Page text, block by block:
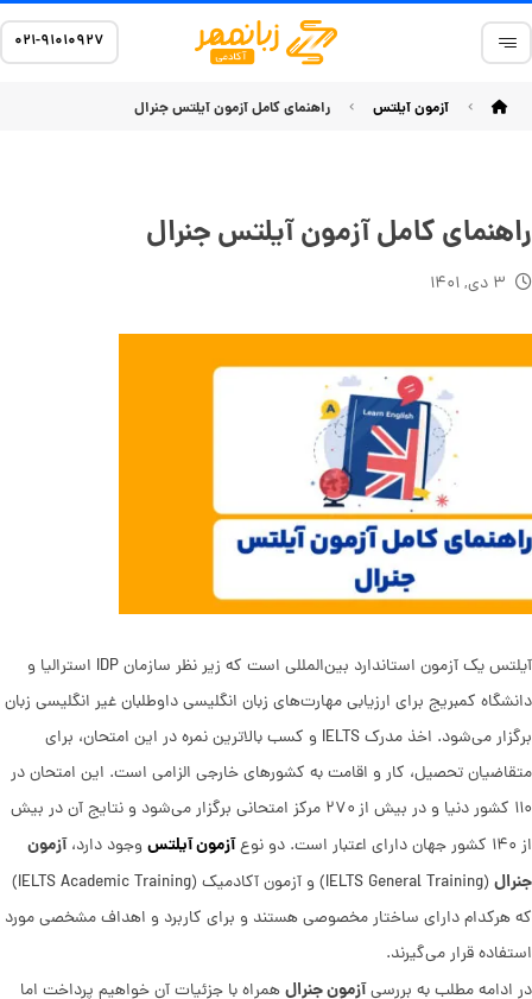
۰۲۱-۹۱۰۱۰۹۲۷
آزمون آیلتس راهنمای کامل آزمون آیلتس جنرال
راهنمای کامل آزمون آیلتس جنرال
۳ دی, ۱۴۰۱
آیلتس یک آزمون استاندارد بین‌المللی است که زیر نظر سازمان IDP استرالیا و
دانشگاه کمبریج برای ارزیابی مهارت‌های زبان انگلیسی داوطلبان غیر انگلیسی زبان
برگزار می‌شود. اخذ مدرک IELTS و کسب بالاترین نمره در این امتحان، برای
متقاضیان تحصیل، کار و اقامت به کشورهای خارجی الزامی است. این امتحان در
۱۱۰ کشور دنیا و در بیش از ۲۷۰ مرکز امتحانی برگزار می‌شود و نتایج آن در بیش
از ۱۴۰ کشور جهان دارای اعتبار است. دو نوع
آزمون آیلتسوجود دارد،آزمون
جنرال
(IELTS General Training) و آزمون آکادمیک (IELTS Academic Training)
که هرکدام دارای ساختار مخصوصی هستند و برای کاربرد و اهداف مشخصی مورد
استفاده قرار می‌گیرند.
در ادامه مطلب به بررسیآزمون جنرالهمراه با جزئیات آن خواهیم پرداخت اما